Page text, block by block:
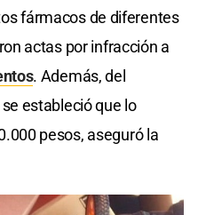
fármacos de diferentes
actas por infracción a
. Además, del
estableció que lo
pesos, aseguró la